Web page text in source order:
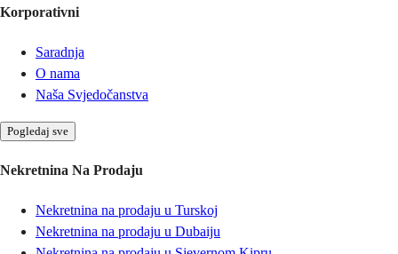
Korporativni
Saradnja
O nama
Naša Svjedočanstva
Pogledaj sve
Nekretnina Na Prodaju
Nekretnina na prodaju u Turskoj
Nekretnina na prodaju u Dubaiju